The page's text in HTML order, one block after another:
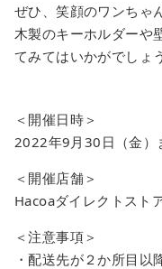
ぜひ、笑顔のワンちゃ
木製のキーホルダーや
てみてはいかがでしょ
＜開催日時＞
2022年9月30日（金）
＜開催店舗＞
Hacoaダイレクトスト
＜注意事項＞
・配送先が２か所目以